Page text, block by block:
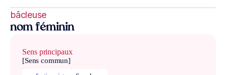
bâcleuse
nom féminin
Sens principaux
[Sens commun]